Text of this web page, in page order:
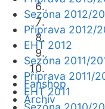
Fanshop
Archiv
Sezóna 2012/
Příprava 2012/
EHT 2012
Sezóna 2011/
Příprava 2011/
EHT 2011